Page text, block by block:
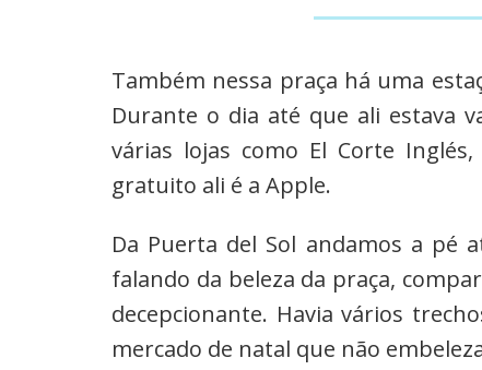
Também nessa praça há uma
Durante o dia até que ali estava
várias lojas como El Corte
gratuito ali é a Apple.
Da Puerta del Sol andamos a pé
falando da beleza da praça,
decepcionante. Havia vários
mercado de natal que não